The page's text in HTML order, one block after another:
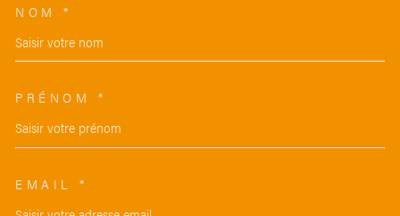
NOM *
PRÉNOM *
EMAIL *